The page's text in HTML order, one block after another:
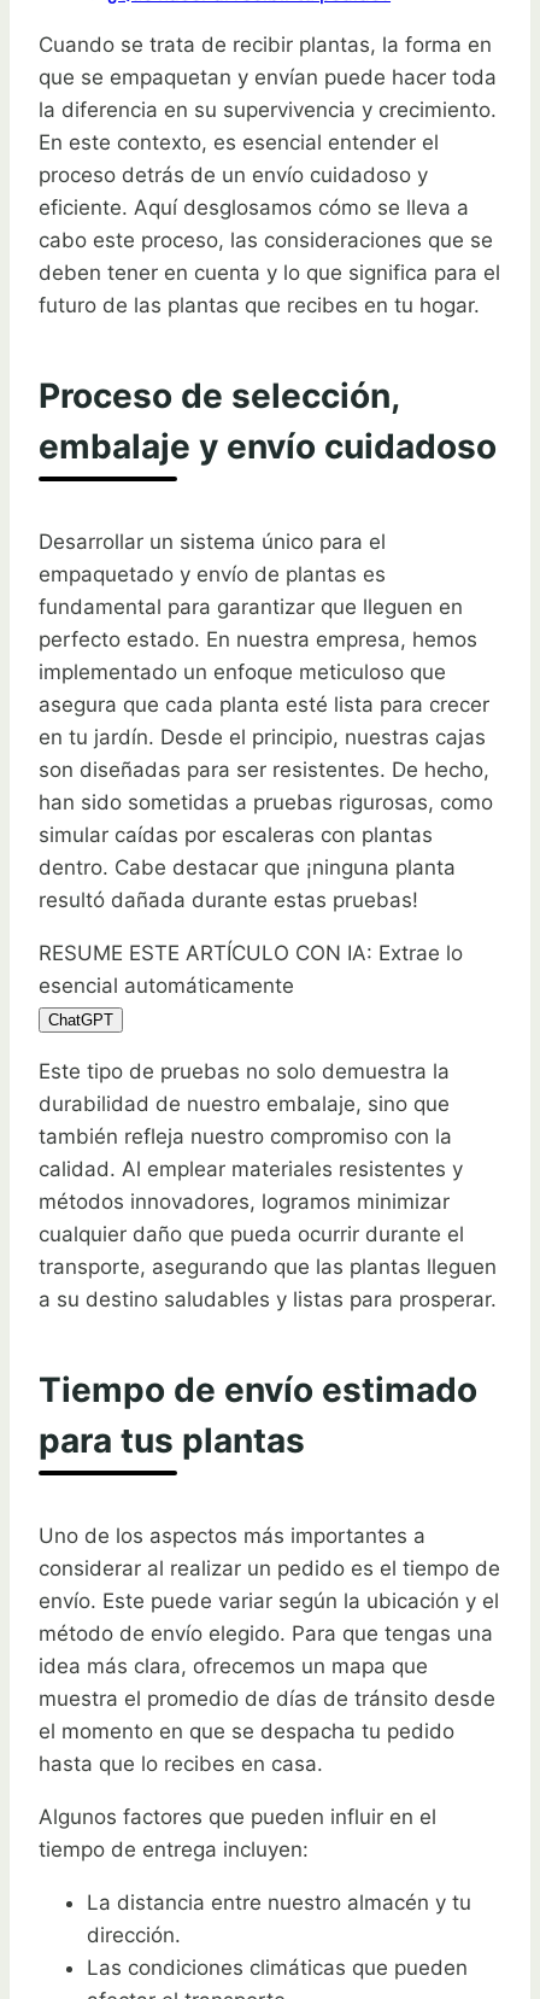
Cuando se trata de recibir plantas, la forma en
que se empaquetan y envían puede hacer toda
la diferencia en su supervivencia y crecimiento.
En este contexto, es esencial entender el
proceso detrás de un envío cuidadoso y
eficiente. Aquí desglosamos cómo se lleva a
cabo este proceso, las consideraciones que se
deben tener en cuenta y lo que significa para el
futuro de las plantas que recibes en tu hogar.
Proceso de selección,
embalaje y envío cuidadoso
Desarrollar un sistema único para el
empaquetado y envío de plantas es
fundamental para garantizar que lleguen en
perfecto estado. En nuestra empresa, hemos
implementado un enfoque meticuloso que
asegura que cada planta esté lista para crecer
en tu jardín. Desde el principio, nuestras cajas
son diseñadas para ser resistentes. De hecho,
han sido sometidas a pruebas rigurosas, como
simular caídas por escaleras con plantas
dentro. Cabe destacar que ¡ninguna planta
resultó dañada durante estas pruebas!
RESUME ESTE ARTÍCULO CON IA: Extrae lo
esencial automáticamente
ChatGPT
Este tipo de pruebas no solo demuestra la
durabilidad de nuestro embalaje, sino que
también refleja nuestro compromiso con la
calidad. Al emplear materiales resistentes y
métodos innovadores, logramos minimizar
cualquier daño que pueda ocurrir durante el
transporte, asegurando que las plantas lleguen
a su destino saludables y listas para prosperar.
Tiempo de envío estimado
para tus plantas
Uno de los aspectos más importantes a
considerar al realizar un pedido es el tiempo de
envío. Este puede variar según la ubicación y el
método de envío elegido. Para que tengas una
idea más clara, ofrecemos un mapa que
muestra el promedio de días de tránsito desde
el momento en que se despacha tu pedido
hasta que lo recibes en casa.
Algunos factores que pueden influir en el
tiempo de entrega incluyen:
La distancia entre nuestro almacén y tu
dirección.
Las condiciones climáticas que pueden